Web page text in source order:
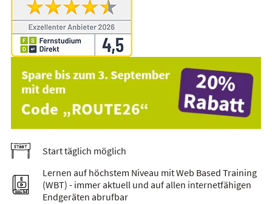
Start täglich möglich
Lernen auf höchstem Niveau mit Web Based Training
(WBT) - immer aktuell und auf allen internetfähigen
Endgeräten abrufbar